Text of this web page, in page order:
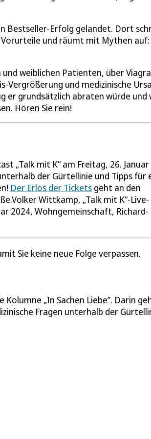
Bestseller-Erfolg gelandet. Dort
und räumt mit Mythen auf:
weiblichen Patienten, über Viagra
und medizinische
er grundsätzlich abraten würde und
Hören Sie rein!
„Talk mit K“ am Freitag, 26. Januar
der Gürtellinie und Tipps für
Der Erlös der Tickets geht an den
Wittkamp, „Talk mit K“-Live-
2024, Wohngemeinschaft, Richard-
Sie keine neue Folge verpassen.
„In Sachen Liebe”. Darin
Fragen unterhalb der